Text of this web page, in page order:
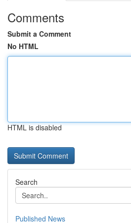
Comments
Submit a Comment
No HTML
HTML is disabled
Search
Published News